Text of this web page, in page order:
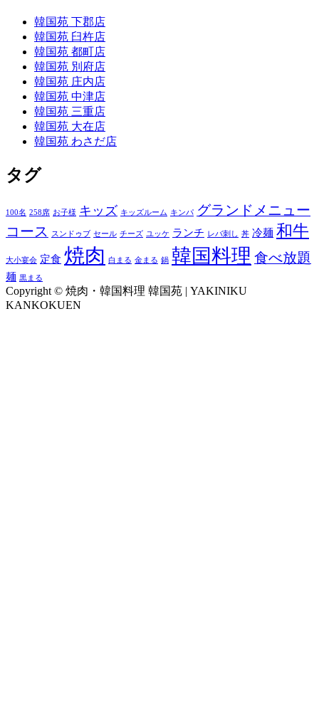
韓国苑 下郡店
韓国苑 臼杵店
韓国苑 都町店
韓国苑 別府店
韓国苑 庄内店
韓国苑 中津店
韓国苑 三重店
韓国苑 大在店
韓国苑 わさだ店
タグ
100名 258席 お子様 キッズ キッズルーム キンパ グランドメニュー
コース
スンドゥブ セール チーズ ユッケ ランチ レバ刺し 丼 冷麺 和牛
大小宴会 定食 焼肉 白まる 金まる 鍋 韓国料理 食べ放題
麺 黒まる
Copyright © 焼肉・韓国料理 韓国苑 | YAKINIKU
KANKOKUEN